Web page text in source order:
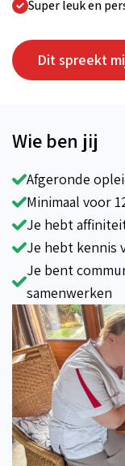
Super leuk en
Dit spreekt
Wie ben jij
Afgeronde
Minimaal voor
Je hebt
Je hebt kennis
Je bent
samenwerken